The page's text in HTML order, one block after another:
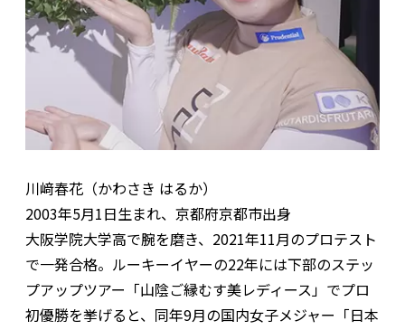
川﨑春花（かわさき はるか）
2003年5月1日生まれ、京都府京都市出身
大阪学院大学高で腕を磨き、2021年11月のプロテスト
で一発合格。ルーキーイヤーの22年には下部のステッ
プアップツアー「山陰ご縁むす美レディース」でプロ
初優勝を挙げると、同年9月の国内女子メジャー「日本